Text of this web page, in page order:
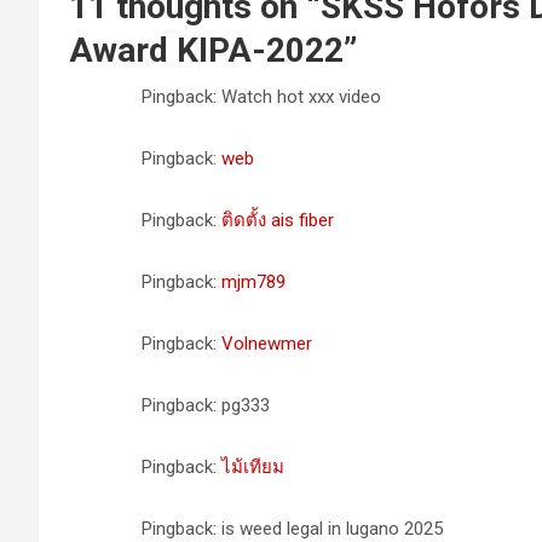
Award KIPA-2022”
Pingback: Watch hot xxx video
Pingback: web
Pingback: ติดตั้ง ais fiber
Pingback: mjm789
Pingback: Volnewmer
Pingback: pg333
Pingback:ไม้เทียม
Pingback: is weed legal in lugano 2025